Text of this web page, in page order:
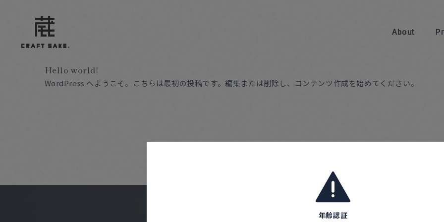
About
About
Hello world!
WordPress へようこそ。こちらは最初の投稿です。編集または削除し、コンテンツ作成を始めてください。
About
About
年齢認証